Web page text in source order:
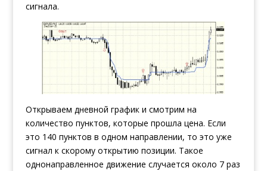
сигнала.
Открываем дневной график и смотрим на
количество пунктов, которые прошла цена. Если
это 140 пунктов в одном направлении, то это уже
сигнал к скорому открытию позиции. Такое
однонаправленное движение случается около 7 раз